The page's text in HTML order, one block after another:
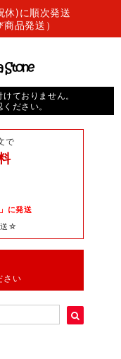
休)に順次発送
品発送）
ておりません。
ださい。
で
に発送
送☆
さい